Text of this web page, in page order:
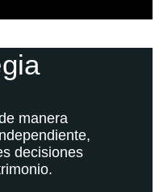
manera
decisiones